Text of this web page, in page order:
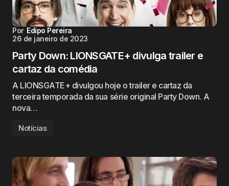
Por Edipo Pereira
26 de janeiro de 2023
Party Down: LIONSGATE+ divulga trailer e
cartaz da comédia
A LIONSGATE+ divulgou hoje o trailer e cartaz da
terceira temporada da sua série original Party Down. A
nova…
Notícias